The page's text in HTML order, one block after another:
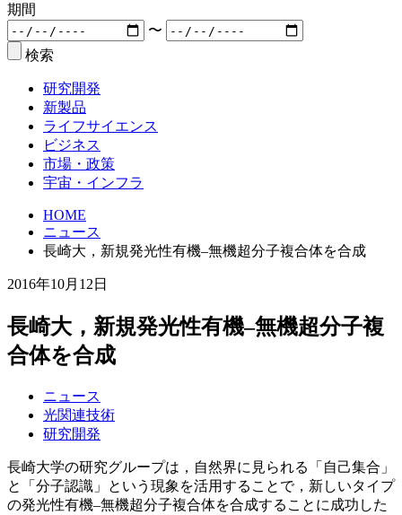
期間
〜
検索
研究開発
新製品
ライフサイエンス
ビジネス
市場・政策
宇宙・インフラ
HOME
ニュース
長崎大，新規発光性有機–無機超分子複合体を合成
2016年10月12日
長崎大，新規発光性有機–無機超分子複
合体を合成
ニュース
光関連技術
研究開発
長崎大学の研究グループは，自然界に見られる「自己集合」
と「分子認識」という現象を活用することで，新しいタイプ
の発光性有機–無機超分子複合体を合成することに成功した